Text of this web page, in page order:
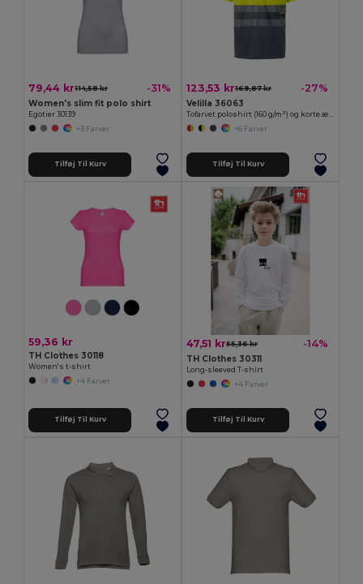
79,44 kr114,58 kr -31%
Women's slim fit polo shirt
Egotier 30139
+3 Farver
Tilføj Til Kurv
123,53 kr169,87 kr -27%
Velilla 36063
+6 Farver
Tilføj Til Kurv
59,36 kr
TH Clothes 30118
Women's t-shirt
+4 Farver
Tilføj Til Kurv
47,51 kr55,36 kr -14%
TH Clothes 30311
Long-sleeved T-shirt
+4 Farver
Tilføj Til Kurv